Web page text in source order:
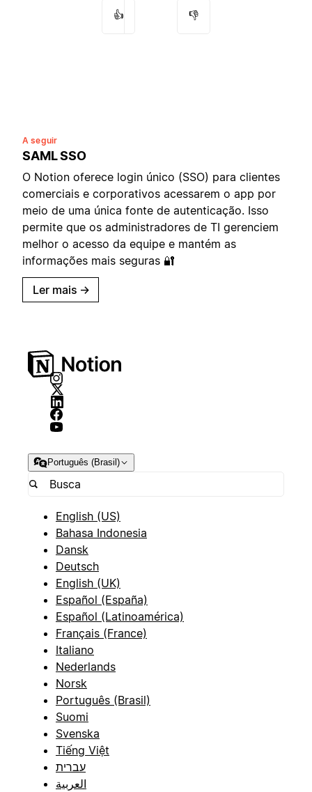
👍 👎
A seguir
SAML SSO
O Notion oferece login único (SSO) para clientes
comerciais e corporativos acessarem o app por
meio de uma única fonte de autenticação. Isso
permite que os administradores de TI gerenciem
melhor o acesso da equipe e mantém as
informações mais seguras 🔐
Ler mais →
Português (Brasil)
English (US)
Bahasa Indonesia
Dansk
Deutsch
English (UK)
Español (España)
Español (Latinoamérica)
Français (France)
Italiano
Nederlands
Norsk
Português (Brasil)
Suomi
Svenska
Tiếng Việt
עברית
العربية